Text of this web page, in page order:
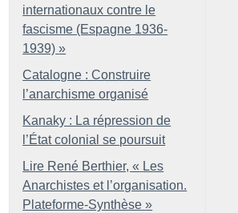
internationaux contre le
fascisme (Espagne 1936-
1939) »
Catalogne : Construire
l’anarchisme organisé
Kanaky : La répression de
l’État colonial se poursuit
Lire René Berthier, « Les
Anarchistes et l’organisation.
Plateforme-Synthèse »